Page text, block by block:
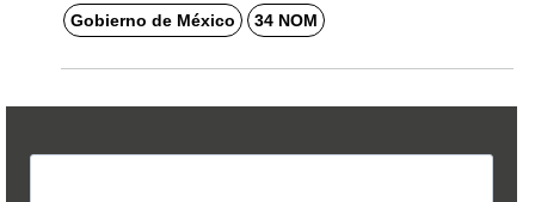
Gobierno de México 34 NOM